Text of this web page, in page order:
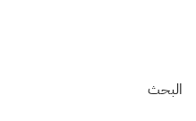
البحث